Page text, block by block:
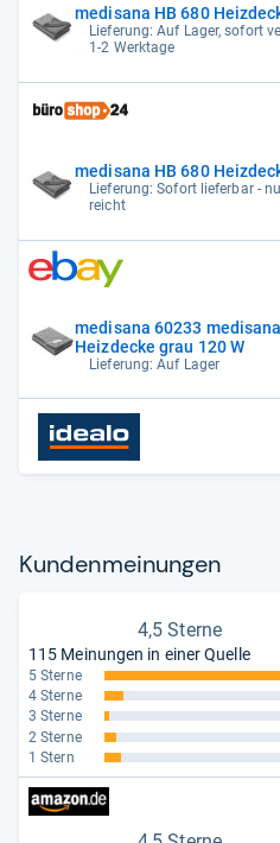
medisana HB 680
Lieferung: Auf Lager, sofort
1-2 Werktage
medisana HB 680
Lieferung: Sofort lieferbar -
reicht
medisana 60233
Heizdecke grau 120 W
Lieferung: Auf Lager
Kun­den­mei­nun­gen
4,5 Sterne
115 Meinungen in einer Quelle
5 Sterne
4 Sterne
3 Sterne
2 Sterne
1 Stern